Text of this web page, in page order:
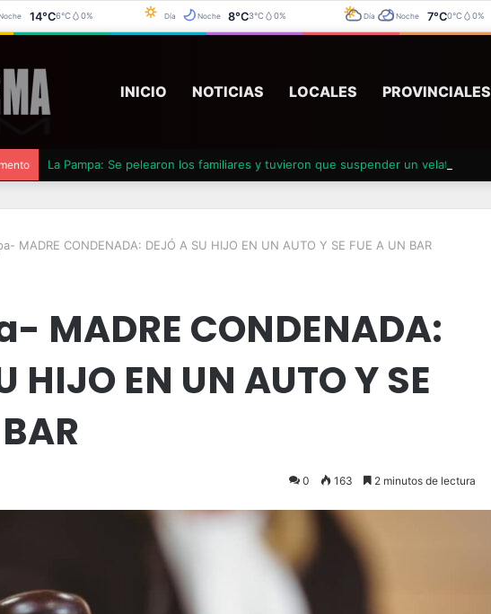
14°C6°C 0% Día Noche 8°C3°C 0% Día Noche 7°C0°C 0%
INICIO NOTICIAS LOCALES PROVINCIALES
La Pampa: Se pelearon los familiares y tuvieron que suspender un velatorio
MADRE CONDENADA: DEJÓ A SU HIJO EN UN AUTO Y SE FUE A UN BAR
MADRE CONDENADA:
HIJO EN UN AUTO Y SE
0 163 2 minutos de lectura